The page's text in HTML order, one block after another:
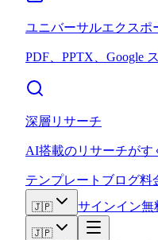
ユニバーサルエクスポ
PDF、PPTX、Google
深層リサーチ
AI搭載のリサーチがす
テンプレート ブログ料
🇯🇵 サインイン無
🇯🇵